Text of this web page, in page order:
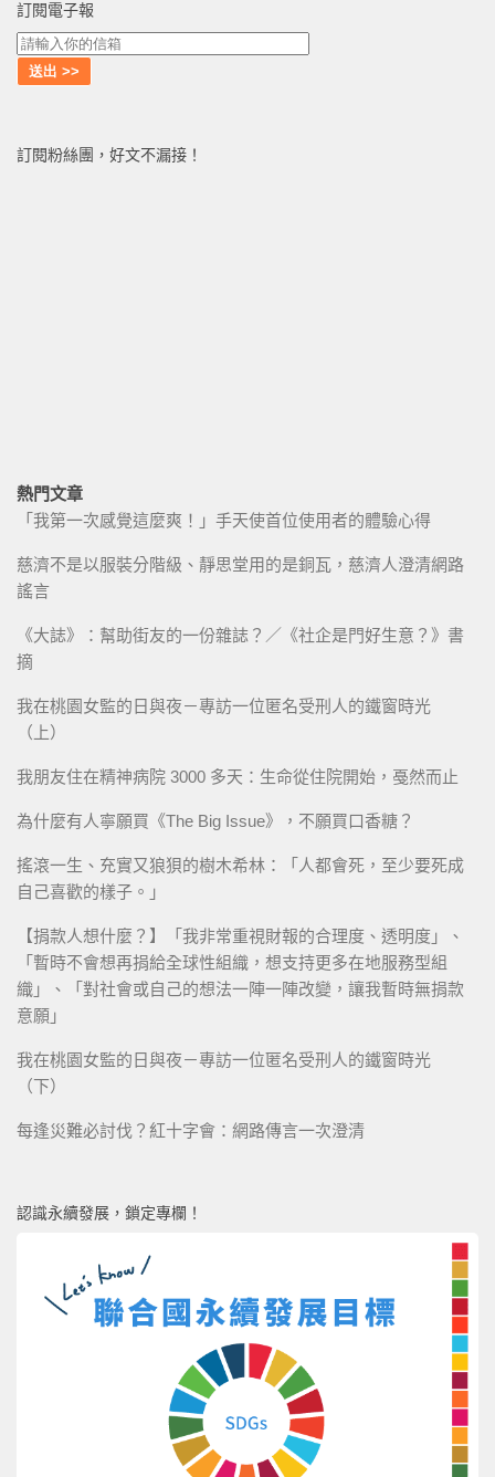
訂閱電子報
訂閱粉絲團，好文不漏接！
熱門文章
「我第一次感覺這麼爽！」手天使首位使用者的體驗心得
慈濟不是以服裝分階級、靜思堂用的是銅瓦，慈濟人澄清網路
謠言
《大誌》：幫助街友的一份雜誌？／《社企是門好生意？》書
摘
我在桃園女監的日與夜－專訪一位匿名受刑人的鐵窗時光
（上）
我朋友住在精神病院 3000 多天：生命從住院開始，戞然而止
為什麼有人寧願買《The Big Issue》，不願買口香糖？
搖滾一生、充實又狼狽的樹木希林：「人都會死，至少要死成
自己喜歡的樣子。」
【捐款人想什麼？】「我非常重視財報的合理度、透明度」、
「暫時不會想再捐給全球性組織，想支持更多在地服務型組
織」、「對社會或自己的想法一陣一陣改變，讓我暫時無捐款
意願」
我在桃園女監的日與夜－專訪一位匿名受刑人的鐵窗時光
（下）
每逢災難必討伐？紅十字會：網路傳言一次澄清
認識永續發展，鎖定專欄！